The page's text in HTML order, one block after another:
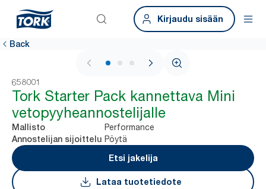
Kirjaudu sisään
Back
1 / 3
658001
Tork Starter Pack kannettava Mini
vetopyyheannostelijalle
Mallisto Performance
Annostelijan sijoittelu Pöytä
Etsi jakelija
Lataa tuotetiedote